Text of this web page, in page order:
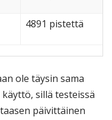
4891 pistettä
ole täysin sama
sillä testeissä
päivittäinen